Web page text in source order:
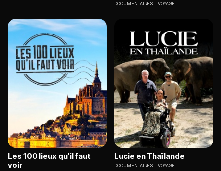
DOCUMENTAIRES VOYAGE
Les 100 lieux qu'il faut
voir
Lucie en Thaïlande
DOCUMENTAIRES VOYAGE